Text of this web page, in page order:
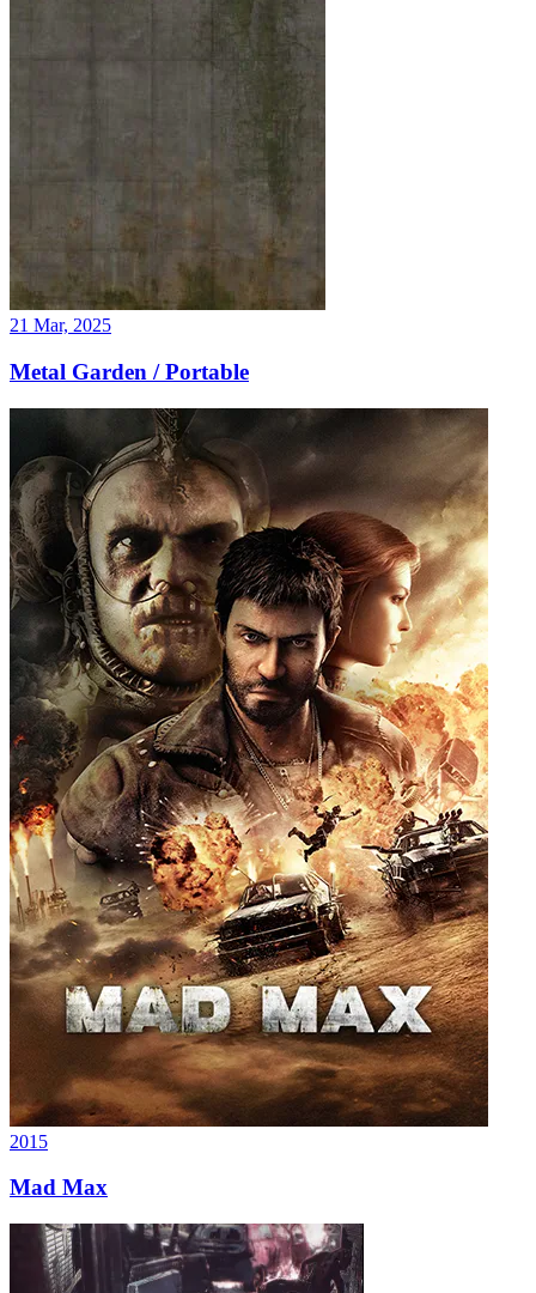
21 Mar, 2025
Metal Garden / Portable
2015
Mad Max